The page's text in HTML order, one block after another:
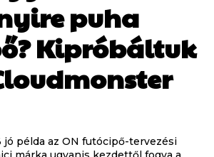
puha
Kipróbáltuk
jó példa az ON futócipő-tervezési